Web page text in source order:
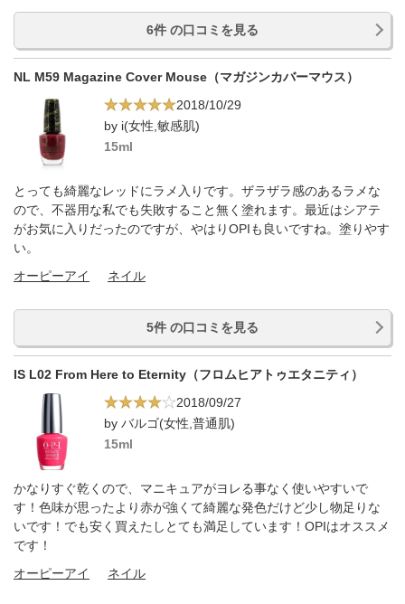
6件 の口コミを見る
NL M59 Magazine Cover Mouse（マガジンカバーマウス）
2018/10/29
by i(女性,敏感肌)
15ml
とっても綺麗なレッドにラメ入りです。ザラザラ感のあるラメな
ので、不器用な私でも失敗すること無く塗れます。最近はシアテ
がお気に入りだったのですが、やはりOPIも良いですね。塗りやす
い。
オーピーアイ
ネイル
5件 の口コミを見る
IS L02 From Here to Eternity（フロムヒアトゥエタニティ）
2018/09/27
by バルゴ(女性,普通肌)
15ml
かなりすぐ乾くので、マニキュアがヨレる事なく使いやすいで
す！色味が思ったより赤が強くて綺麗な発色だけど少し物足りな
いです！でも安く買えたしとても満足しています！OPIはオススメ
です！
オーピーアイ
ネイル